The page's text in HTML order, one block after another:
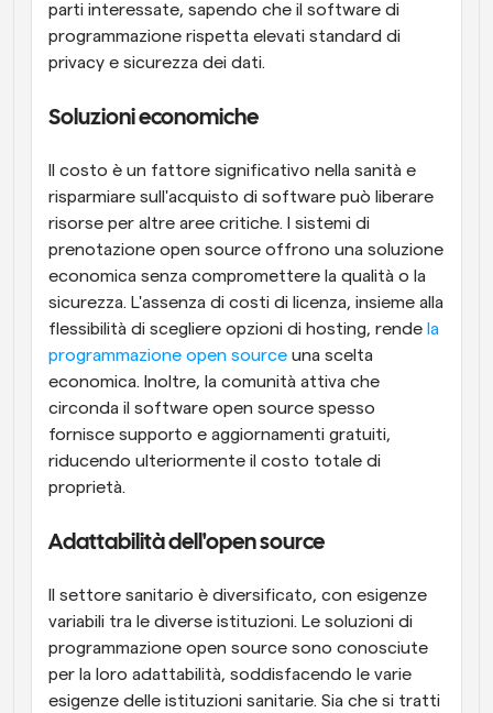
parti interessate, sapendo che il software di
programmazione rispetta elevati standard di
privacy e sicurezza dei dati.
Soluzioni economiche
Il costo è un fattore significativo nella sanità e
risparmiare sull'acquisto di software può liberare
risorse per altre aree critiche. I sistemi di
prenotazione open source offrono una soluzione
economica senza compromettere la qualità o la
sicurezza. L'assenza di costi di licenza, insieme alla
flessibilità di scegliere opzioni di hosting, rende la
programmazione open source una scelta
economica. Inoltre, la comunità attiva che
circonda il software open source spesso
fornisce supporto e aggiornamenti gratuiti,
riducendo ulteriormente il costo totale di
proprietà.
Adattabilità dell'open source
Il settore sanitario è diversificato, con esigenze
variabili tra le diverse istituzioni. Le soluzioni di
programmazione open source sono conosciute
per la loro adattabilità, soddisfacendo le varie
esigenze delle istituzioni sanitarie. Sia che si tratti